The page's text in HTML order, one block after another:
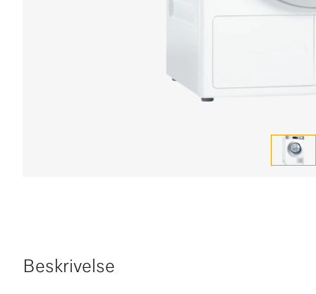
Beskrivelse